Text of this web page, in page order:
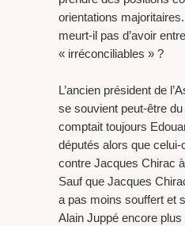
orientations
meurt-il pas d’avoir
« irréconciliables » ?
L’ancien président de
se souvient peut-être
comptait toujours
députés alors que celui-
contre Jacques Chirac
Sauf que Jacques
a pas moins souffert et
Alain Juppé encore plus